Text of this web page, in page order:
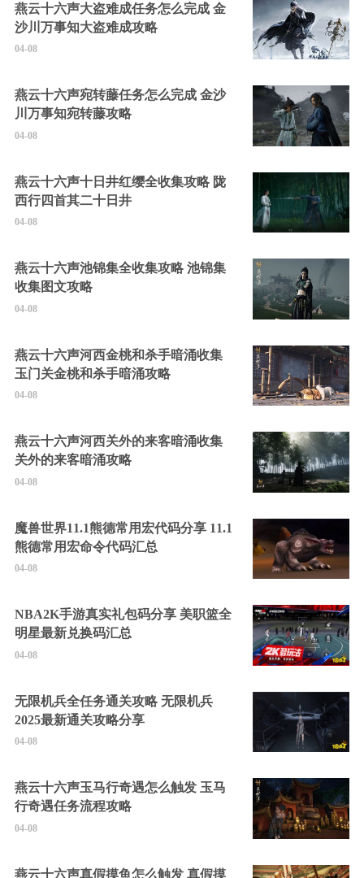
燕云十六声大盗难成任务怎么完成 金
沙川万事知大盗难成攻略
04-08
燕云十六声宛转藤任务怎么完成 金沙
川万事知宛转藤攻略
04-08
燕云十六声十日井红缨全收集攻略 陇
西行四首其二十日井
04-08
燕云十六声池锦集全收集攻略 池锦集
收集图文攻略
04-08
燕云十六声河西金桃和杀手暗涌收集
玉门关金桃和杀手暗涌攻略
04-08
燕云十六声河西关外的来客暗涌收集
关外的来客暗涌攻略
04-08
魔兽世界11.1熊德常用宏代码分享 11.1
熊德常用宏命令代码汇总
04-08
NBA2K手游真实礼包码分享 美职篮全
明星最新兑换码汇总
04-08
无限机兵全任务通关攻略 无限机兵
2025最新通关攻略分享
04-08
燕云十六声玉马行奇遇怎么触发 玉马
行奇遇任务流程攻略
04-08
燕云十六声真假摸鱼怎么触发 真假摸